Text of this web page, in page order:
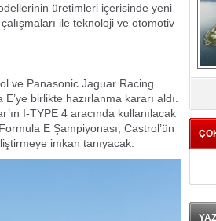
üretimleri içerisinde yeni
ile teknoloji ve otomotiv
ve Panasonic Jaguar Racing
birlikte hazırlanma kararı aldı.
I-TYPE 4 aracında kullanılacak
E Şampiyonası, Castrol’ün
imkan tanıyacak.